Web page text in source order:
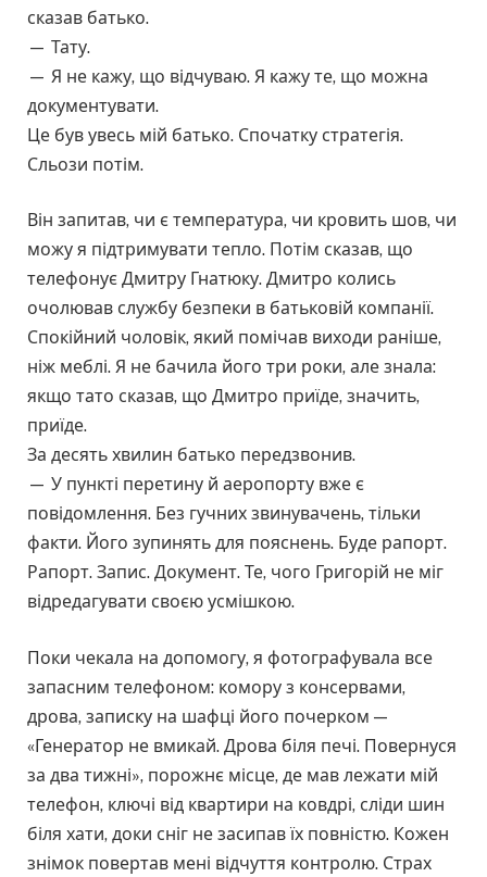
сказав батько.
— Тату.
— Я не кажу, що відчуваю. Я кажу те, що можна
документувати.
Це був увесь мій батько. Спочатку стратегія.
Сльози потім.
Він запитав, чи є температура, чи кровить шов, чи
можу я підтримувати тепло. Потім сказав, що
телефонує Дмитру Гнатюку. Дмитро колись
очолював службу безпеки в батьковій компанії.
Спокійний чоловік, який помічав виходи раніше,
ніж меблі. Я не бачила його три роки, але знала:
якщо тато сказав, що Дмитро приїде, значить,
приїде.
За десять хвилин батько передзвонив.
— У пункті перетину й аеропорту вже є
повідомлення. Без гучних звинувачень, тільки
факти. Його зупинять для пояснень. Буде рапорт.
Рапорт. Запис. Документ. Те, чого Григорій не міг
відредагувати своєю усмішкою.
Поки чекала на допомогу, я фотографувала все
запасним телефоном: комору з консервами,
дрова, записку на шафці його почерком —
«Генератор не вмикай. Дрова біля печі. Повернуся
за два тижні», порожнє місце, де мав лежати мій
телефон, ключі від квартири на ковдрі, сліди шин
біля хати, доки сніг не засипав їх повністю. Кожен
знімок повертав мені відчуття контролю. Страх